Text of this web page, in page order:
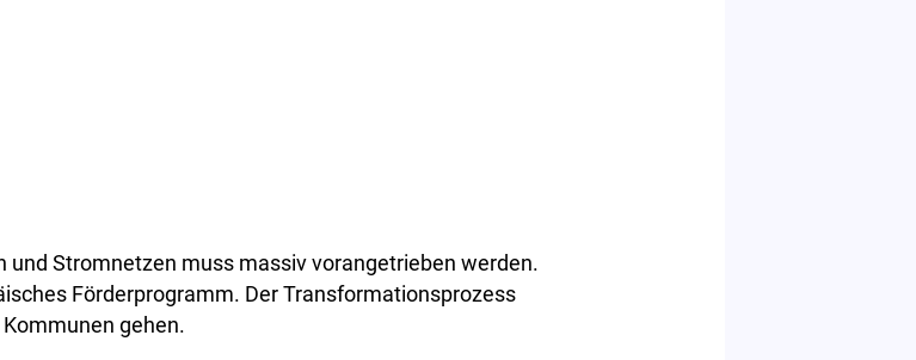
und Stromnetzen muss massiv vorangetrieben werden.
Förderprogramm. Der Transformationsprozess
gehen.